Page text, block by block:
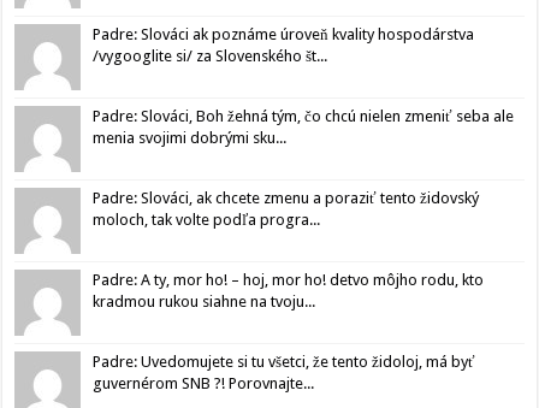
Padre: Slováci ak poznáme úroveň kvality hospodárstva
/vygooglite si/ za Slovenského št...
Padre: Slováci, Boh žehná tým, čo chcú nielen zmeniť seba ale
menia svojimi dobrými sku...
Padre: Slováci, ak chcete zmenu a poraziť tento židovský
moloch, tak volte podľa progra...
Padre: A ty, mor ho! – hoj, mor ho! detvo môjho rodu, kto
kradmou rukou siahne na tvoju...
Padre: Uvedomujete si tu všetci, že tento židoloj, má byť
guvernérom SNB ?! Porovnajte...